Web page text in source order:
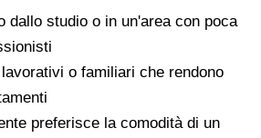
dallo studio o in un'area con poca
o familiari che rendono
preferisce la comodità di un